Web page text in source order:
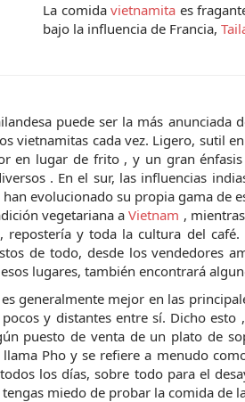
La comidavietnamita es
bajo la influencia de Francia,
puede ser la más anunciada
vietnamitas cada vez. Ligero, sutil
en lugar de frito , y un gran
. En el sur, las influencias
evolucionado su propia gama de
vegetariana a Vietnam ,
repostería y toda la cultura del café.
de todo, desde los vendedores
lugares, también encontrará
generalmente mejor en las
y distantes entre sí. Dicho
puesto de venta de un plato de
Pho y se refiere a menudo
los días, sobre todo para el
miedo de probar la comida de